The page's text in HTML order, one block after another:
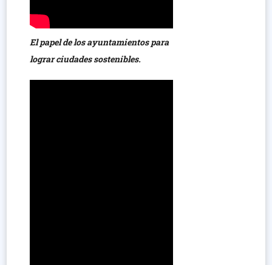
El papel de los ayuntamientos para
lograr ciudades sostenibles.